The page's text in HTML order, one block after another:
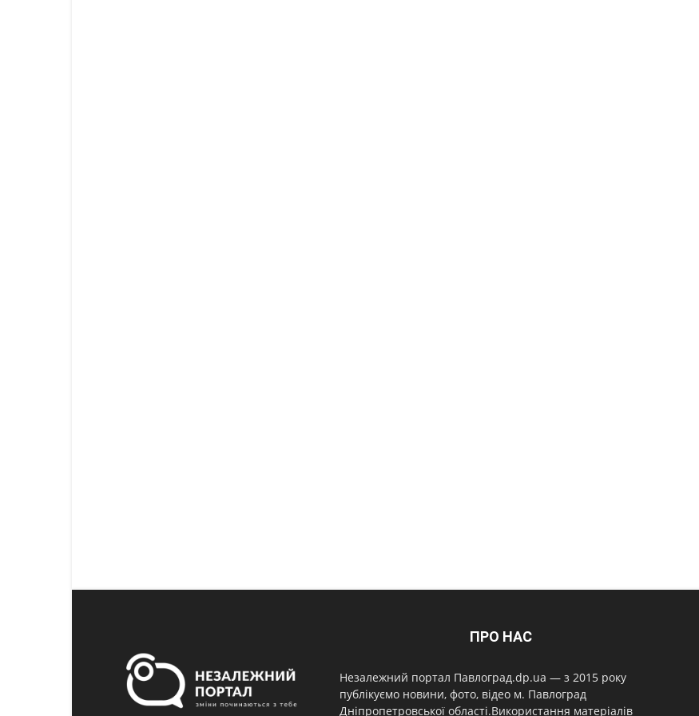
ПРО НАС
Незалежний портал Павлоград.dp.ua — з 2015 року
публікуємо новини, фото, відео м. Павлоград
Дніпропетровської області.Використання матеріалів